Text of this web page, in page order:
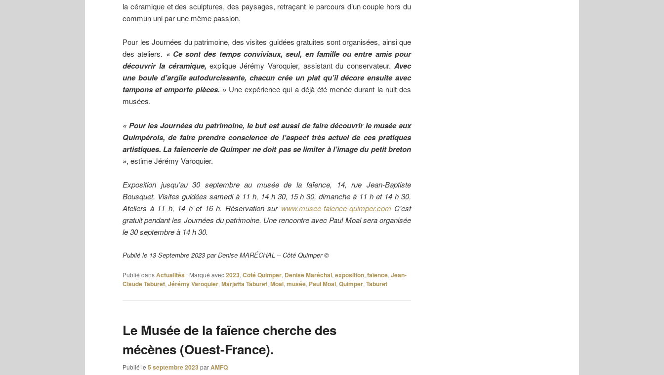
la céramique et des sculptures, des paysages, retraçant le parcours d’un couple hors du
commun uni par une même passion.
Pour les Journées du patrimoine, des visites guidées gratuites sont organisées, ainsi que
des ateliers. « Ce sont des temps conviviaux, seul, en famille ou entre amis pour
découvrir la céramique, explique Jérémy Varoquier, assistant du conservateur.Avec
une boule d’argile autodurcissante, chacun crée un plat qu’il décore ensuite avec
tampons et emporte pièces. »Une expérience qui a déjà été menée durant la nuit des
musées.
« Pour les Journées du patrimoine, le but est aussi de faire découvrir le musée aux
Quimpérois, de faire prendre conscience de l’aspect très actuel de ces pratiques
artistiques. La faïencerie de Quimper ne doit pas se limiter à l’image du petit breton
», estime Jérémy Varoquier.
Exposition jusqu’au 30 septembre au musée de la faïence, 14, rue Jean-Baptiste
Bousquet. Visites guidées samedi à 11 h, 14 h 30, 15 h 30, dimanche à 11 h et 14 h 30.
Ateliers à 11 h, 14 h et 16 h. Réservation sur www.musee-faience-quimper.com C’est
gratuit pendant les Journées du patrimoine. Une rencontre avec Paul Moal sera organisée
le 30 septembre à 14 h 30.
Publié le 13 Septembre 2023 par Denise MARÉCHAL – Côté Quimper ©
Publié dansActualités | Marqué avec2023, Côté Quimper, Denise Maréchal, exposition, faïence, Jean-
Claude Taburet, Jérémy Varoquier, Marjatta Taburet, Moal, musée, Paul Moal, Quimper, Taburet
Le Musée de la faïence cherche des
mécènes (Ouest-France).
Publié le 5 septembre 2023 parAMFQ